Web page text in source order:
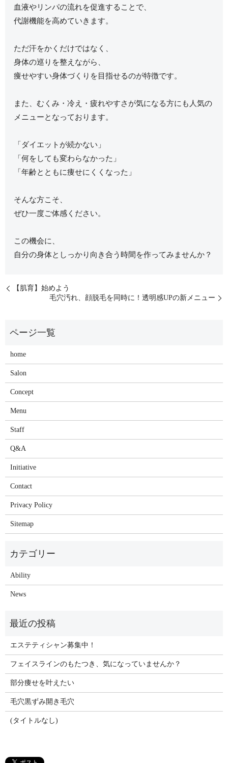
血液やリンパの流れを促進することで、
代謝機能を高めていきます。
ただ汗をかくだけではなく、
身体の巡りを整えながら、
痩せやすい身体づくりを目指せるのが特徴です。
また、むくみ・冷え・疲れやすさが気になる方にも人気の
メニューとなっております。
「ダイエットが続かない」
「何をしても変わらなかった」
「年齢とともに痩せにくくなった」
そんな方こそ、
ぜひ一度ご体感ください。
この機会に、
自分の身体としっかり向き合う時間を作ってみませんか？
【肌育】始めよう
毛穴汚れ、顔脱毛を同時に！透明感UPの新メニュー
home
Salon
Concept
Menu
Staff
Q&A
Initiative
Contact
Privacy Policy
Sitemap
Ability
News
エステティシャン募集中！
フェイスラインのもたつき、気になっていませんか？
部分痩せを叶えたい
毛穴黒ずみ開き毛穴
(タイトルなし)